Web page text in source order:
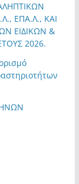
ΕΠΑ.Λ., ΚΑΙ
ΕΙΔΙΚΩΝ &
2026.